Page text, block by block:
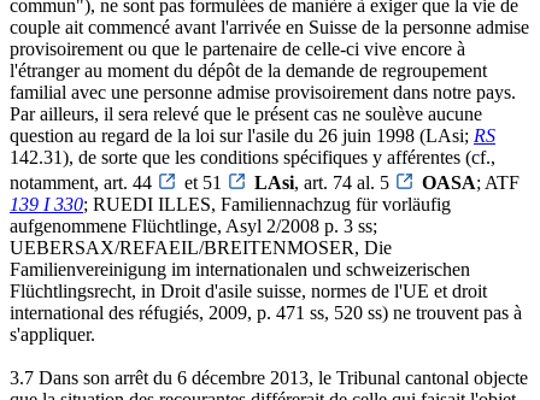
commun"), ne sont pas formulées de manière à exiger que la vie de
couple ait commencé avant l'arrivée en Suisse de la personne admise
provisoirement ou que le partenaire de celle-ci vive encore à
l'étranger au moment du dépôt de la demande de regroupement
familial avec une personne admise provisoirement dans notre pays.
Par ailleurs, il sera relevé que le présent cas ne soulève aucune
question au regard de la loi sur l'asile du 26 juin 1998 (LAsi; RS
142.31), de sorte que les conditions spécifiques y afférentes (cf.,
notamment, art. 44
et 51 LAsi, art. 74 al. 5 OASA; ATF
139 I 330; RUEDI ILLES, Familiennachzug für vorläufig
aufgenommene Flüchtlinge, Asyl 2/2008 p. 3 ss;
UEBERSAX/REFAEIL/BREITENMOSER, Die
Familienvereinigung im internationalen und schweizerischen
Flüchtlingsrecht, in Droit d'asile suisse, normes de l'UE et droit
international des réfugiés, 2009, p. 471 ss, 520 ss) ne trouvent pas à
s'appliquer.
3.7 Dans son arrêt du 6 décembre 2013, le Tribunal cantonal objecte